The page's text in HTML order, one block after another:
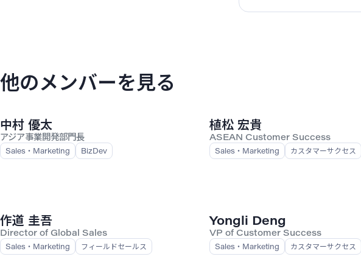
他のメンバーを見る
中村 優太
アジア事業開発部門長
Sales・Marketing BizDev
植松 宏貴
ASEAN Customer Success
Sales・Marketing カスタマーサクセス
作道 圭吾
Director of Global Sales
Sales・Marketing フィールドセールス
Yongli Deng
VP of Customer Success
Sales・Marketing カスタマーサクセス